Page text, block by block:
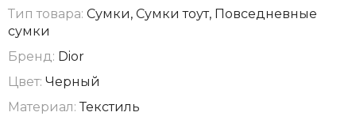
Тип товара: Сумки, Сумки тоут, Повседневные
сумки
Бренд: Dior
Цвет: Черный
Материал: Текстиль